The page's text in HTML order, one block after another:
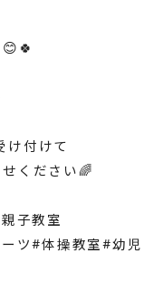
け付けて
ください🌈
子教室
ツ#体操教室#幼児